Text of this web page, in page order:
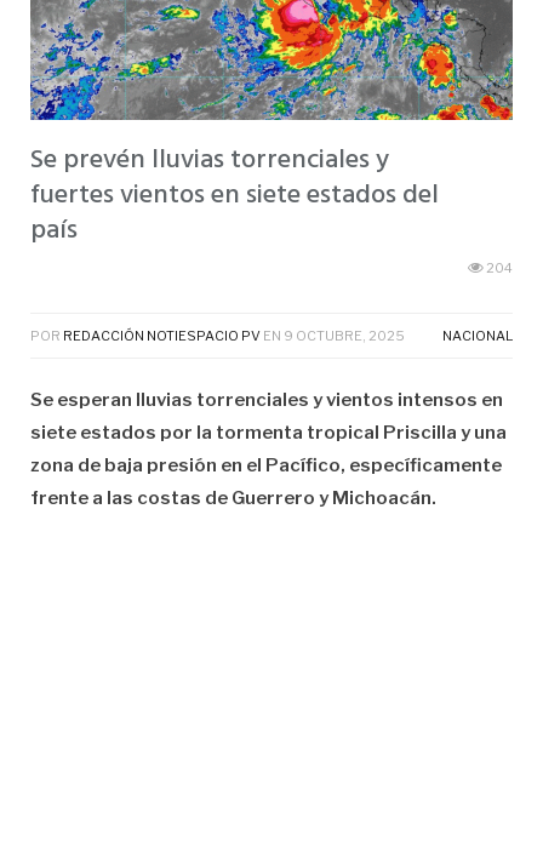
Se prevén lluvias torrenciales y
fuertes vientos en siete estados del
país
204
POR REDACCIÓN NOTIESPACIO PV EN 9 OCTUBRE, 2025 NACIONAL
Se esperan lluvias torrenciales y vientos intensos en
siete estados por la tormenta tropical Priscilla y una
zona de baja presión en el Pacífico, específicamente
frente a las costas de Guerrero y Michoacán.